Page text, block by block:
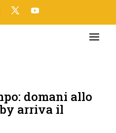
domani allo
arriva il